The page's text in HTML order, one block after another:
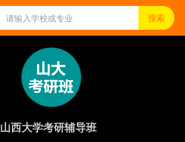
山西大学考研辅导班